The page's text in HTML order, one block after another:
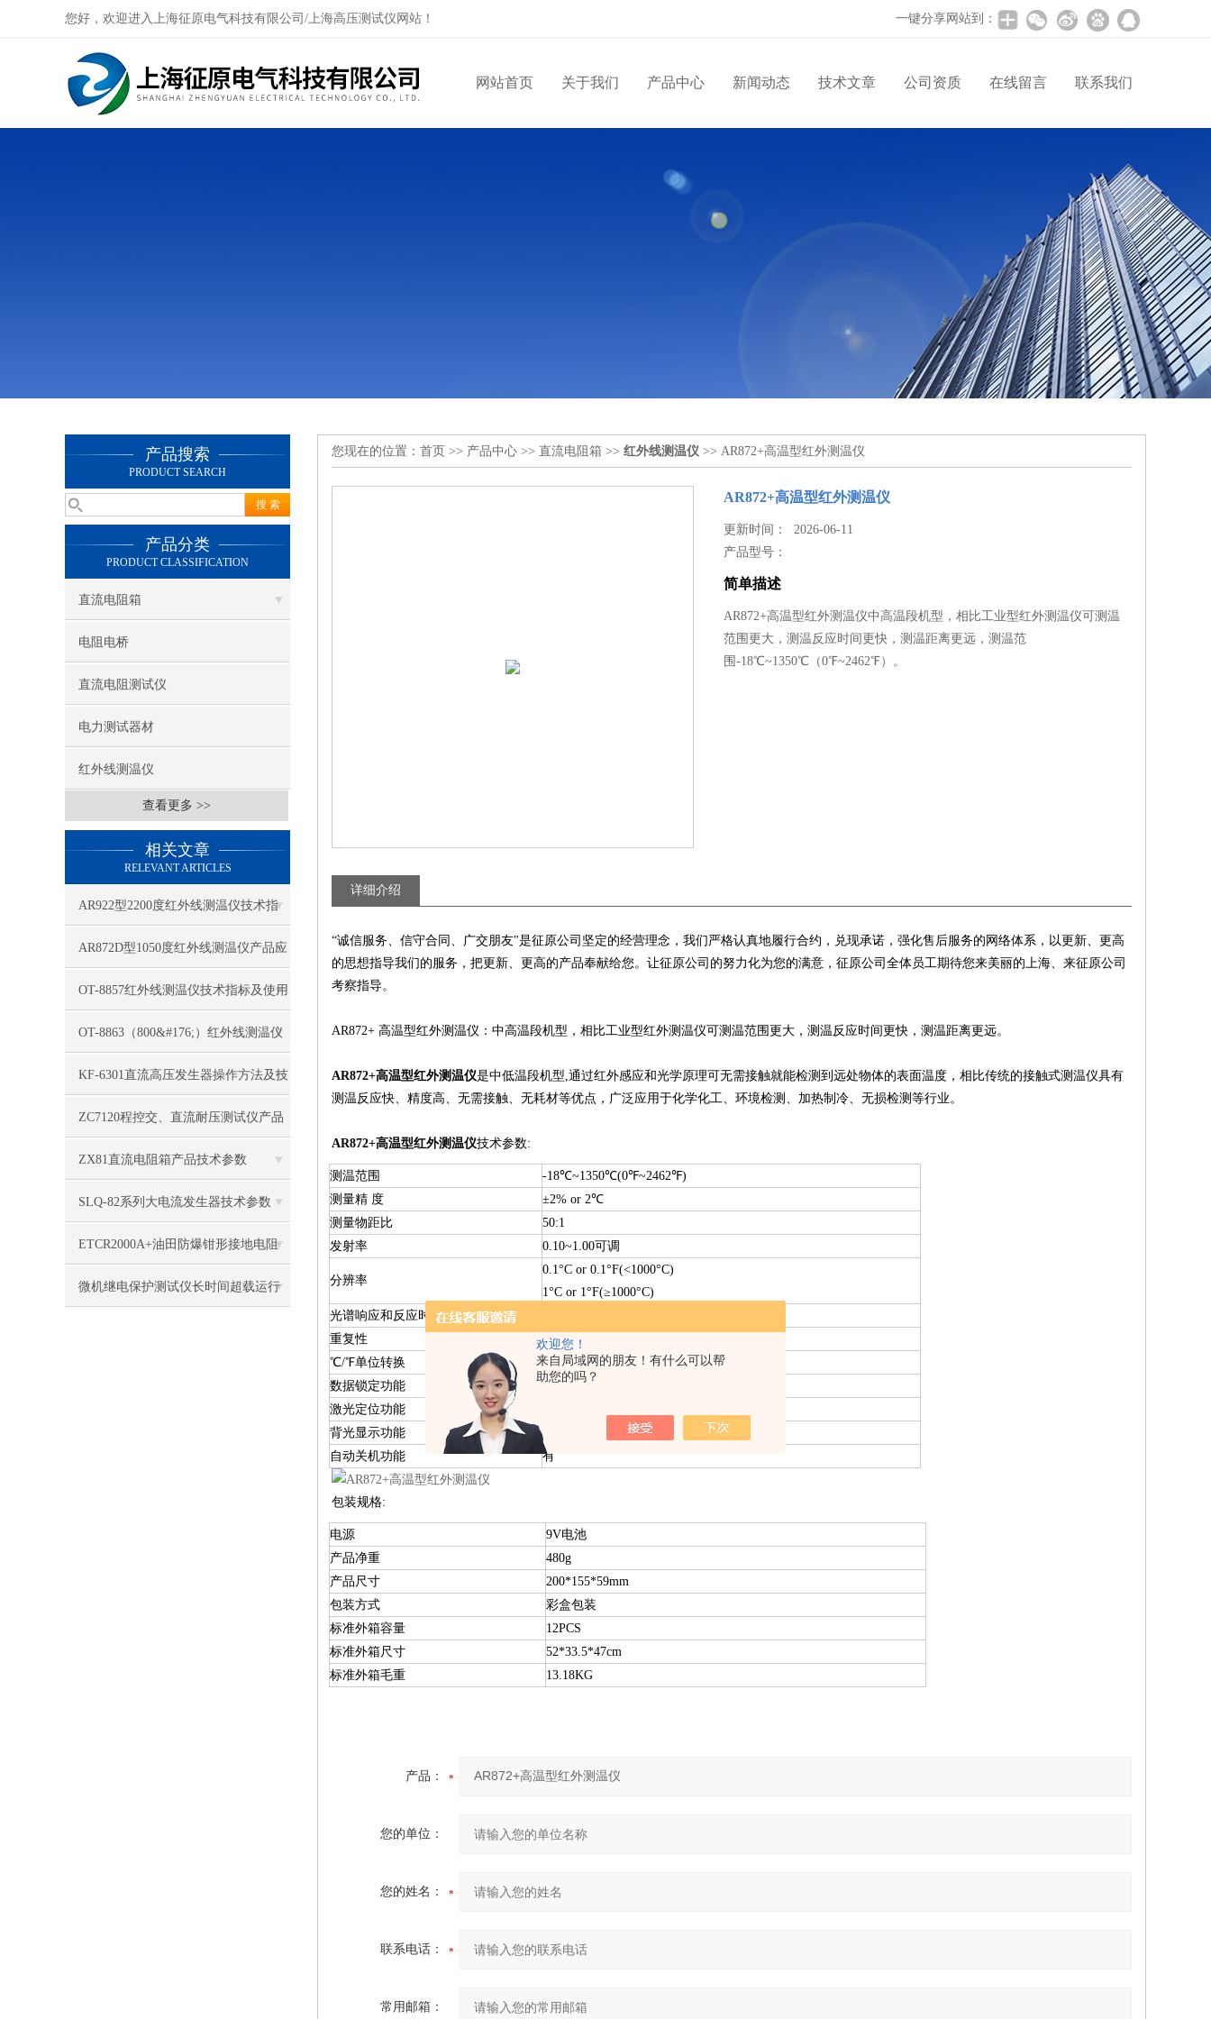
欢迎您！
来自局域网的朋友！有什么可以帮
助您的吗？
您好，欢迎进入上海征原电气科技有限公司/上海高压测试仪网站！ 一键分享网站到：
网站首页 关于我们 产品中心 新闻动态 技术文章 公司资质 在线留言 联系我们
产品搜索
PRODUCT SEARCH
产品分类
PRODUCT CLASSIFICATION
直流电阻箱
电阻电桥
直流电阻测试仪
电力测试器材
红外线测温仪
查看更多 >>
相关文章
RELEVANT ARTICLES
AR922型2200度红外线测温仪技术指
标
AR872D型1050度红外线测温仪产品应
用特点
OT-8857红外线测温仪技术指标及使用
注意点
OT-8863（800&#176;）红外线测温仪
技术指标
KF-6301直流高压发生器操作方法及技
术标准
ZC7120程控交、直流耐压测试仪产品
参数
ZX81直流电阻箱产品技术参数
SLQ-82系列大电流发生器技术参数
ETCR2000A+油田防爆钳形接地电阻
测试仪技术规格
微机继电保护测试仪长时间超载运行
您现在的位置： 首页 >> 产品中心 >> 直流电阻箱 >> 红外线测温仪 >> AR872+高温型红外测温仪
AR872+高温型红外测温仪
更新时间： 2026-06-11
产品型号：
简单描述
AR872+高温型红外测温仪中高温段机型，相比工业型红外测温仪可测温
范围更大，测温反应时间更快，测温距离更远，测温范
围-18℃~1350℃（0℉~2462℉）。
详细介绍
“诚信服务、信守合同、广交朋友"是征原公司坚定的经营理念，我们严格认真地履行合约，兑现承诺，强化售后服务的网络体系，以更新、更高
的思想指导我们的服务，把更新、更高的产品奉献给您。让征原公司的努力化为您的满意，征原公司全体员工期待您来美丽的上海、来征原公司
考察指导。
AR872+ 高温型红外测温仪：中高温段机型，相比工业型红外测温仪可测温范围更大，测温反应时间更快，测温距离更远。
AR872+高温型红外测温仪是中低温段机型,通过红外感应和光学原理可无需接触就能检测到远处物体的表面温度，相比传统的接触式测温仪具有
测温反应快、精度高、无需接触、无耗材等优点，广泛应用于化学化工、环境检测、加热制冷、无损检测等行业。
AR872+高温型红外测温仪技术参数:
测温范围
-18℃~1350℃(0℉~2462℉)
测量精 度
±2% or 2℃
测量物距比
50:1
发射率
0.10~1.00可调
分辨率
0.1°C or 0.1°F(<1000°C)
1°C or 1°F(≥1000°C)
光谱响应和反应时间
重复性
±1%or±1℃
℃/℉单位转换
有
数据锁定功能
有
激光定位功能
背光显示功能
有
自动关机功能
有
包装规格:
电源
9V电池
产品净重
480g
产品尺寸
200*155*59mm
包装方式
彩盒包装
标准外箱容量
12PCS
标准外箱尺寸
52*33.5*47cm
标准外箱毛重
13.18KG
产品：
您的单位：
您的姓名：
联系电话：
常用邮箱：